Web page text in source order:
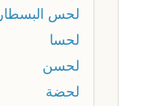
لحس البسطار
لحسا
لحسن
لحضة